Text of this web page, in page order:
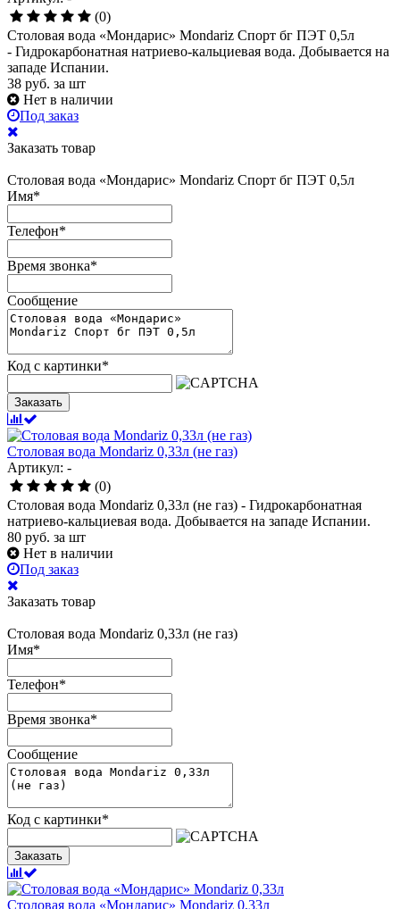
(0)
Столовая вода «Мондарис» Mondariz Спорт бг ПЭТ 0,5л
- Гидрокарбонатная натриево-кальциевая вода. Добывается на
западе Испании.
38 руб. за шт
Нет в наличии
Под заказ
Заказать товар
Столовая вода «Мондарис» Mondariz Спорт бг ПЭТ 0,5л
Имя*
Телефон*
Время звонка*
Сообщение
Код с картинки*
Заказать
Столовая вода Mondariz 0,33л (не газ)
Артикул: -
(0)
Столовая вода Mondariz 0,33л (не газ) - Гидрокарбонатная
натриево-кальциевая вода. Добывается на западе Испании.
80 руб. за шт
Нет в наличии
Под заказ
Заказать товар
Столовая вода Mondariz 0,33л (не газ)
Имя*
Телефон*
Время звонка*
Сообщение
Код с картинки*
Заказать
Столовая вода «Мондарис» Mondariz 0,33л